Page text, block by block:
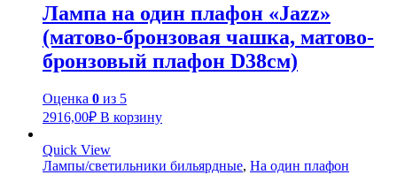
Лампа на один плафон «Jazz»
(матово-бронзовая чашка, матово-
бронзовый плафон D38см)
Оценка 0 из 5
2916,00₽ В корзину
Quick View
Лампы/светильники бильярдные, На один плафон